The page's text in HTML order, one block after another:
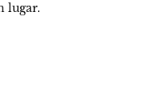
lugar.